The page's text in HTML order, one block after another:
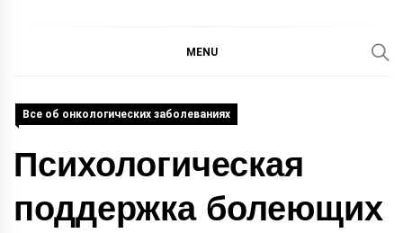
MENU
Все об онкологических заболеваниях
Психологическая
поддержка болеющих